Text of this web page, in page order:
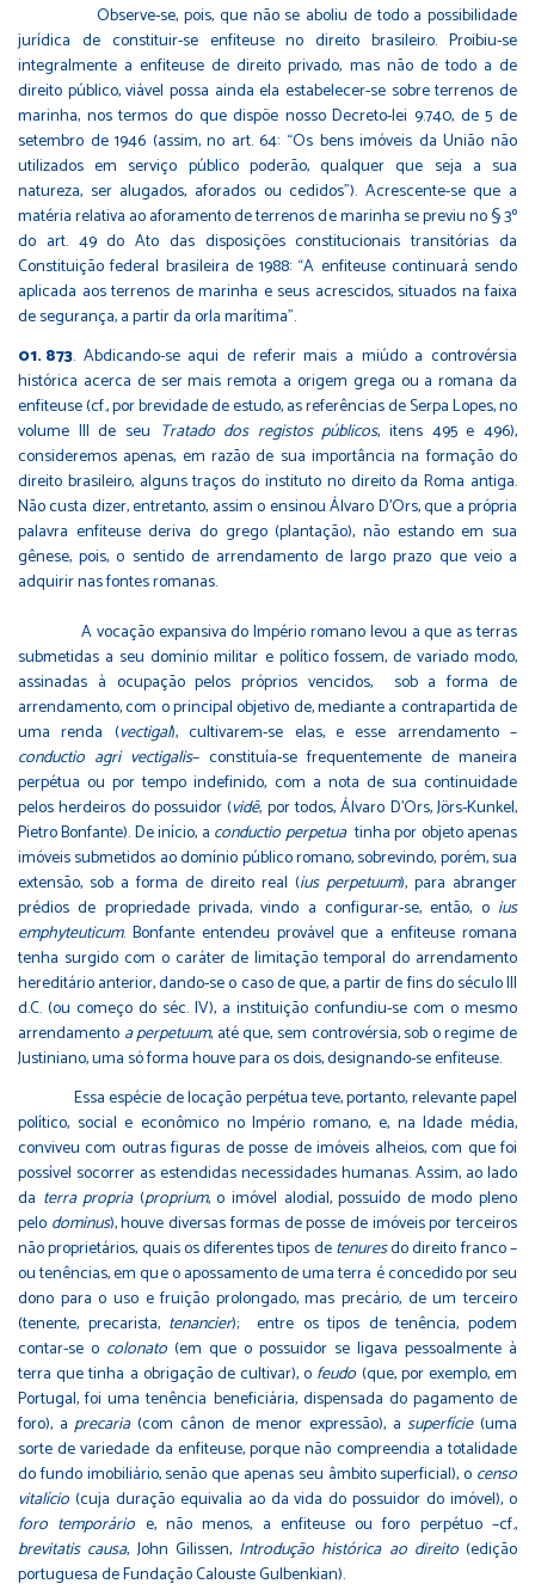
Observe-se, pois, que não se aboliu de todo a possibilidade
jurídica de constituir-se enfiteuse no direito brasileiro. Proibiu-se
integralmente a enfiteuse de direito privado, mas não de todo a de
direito público, viável possa ainda ela estabelecer-se sobre terrenos de
marinha, nos termos do que dispõe nosso Decreto-lei 9.740, de 5 de
setembro de 1946 (assim, no art. 64: “Os bens imóveis da União não
utilizados em serviço público poderão, qualquer que seja a sua
natureza, ser alugados, aforados ou cedidos”). Acrescente-se que a
matéria relativa ao aforamento de terrenos de marinha se previu no § 3º
do art. 49 do Ato das disposições constitucionais transitórias da
Constituição federal brasileira de 1988: “A enfiteuse continuará sendo
aplicada aos terrenos de marinha e seus acrescidos, situados na faixa
de segurança, a partir da orla marítima”.
873. Abdicando-se aqui de referir mais a miúdo a controvérsia
histórica acerca de ser mais remota a origem grega ou a romana da
enfiteuse (cf., por brevidade de estudo, as referências de Serpa Lopes, no
volume III de seu Tratado dos registos públicos, itens 495 e 496),
consideremos apenas, em razão de sua importância na formação do
direito brasileiro, alguns traços do instituto no direito da Roma antiga.
Não custa dizer, entretanto, assim o ensinou Álvaro D’Ors, que a própria
palavra enfiteuse deriva do grego (plantação), não estando em sua
gênese, pois, o sentido de arrendamento de largo prazo que veio a
adquirir nas fontes romanas.
A vocação expansiva do Império romano levou a que as terras
submetidas a seu domínio militar e político fossem, de variado modo,
assinadas à ocupação pelos próprios vencidos, sob a forma de
arrendamento, com o principal objetivo de, mediante a contrapartida de
uma renda (vectigal), cultivarem-se elas, e esse arrendamento –
conductio agri vectigalis– constituía-se frequentemente de maneira
perpétua ou por tempo indefinido, com a nota de sua continuidade
pelos herdeiros do possuidor (vidē, por todos, Álvaro D’Ors, Jörs-Kunkel,
Pietro Bonfante). De início, a conductio perpetuatinha por objeto apenas
imóveis submetidos ao domínio público romano, sobrevindo, porém, sua
extensão, sob a forma de direito real (ius perpetuum), para abranger
prédios de propriedade privada, vindo a configurar-se, então, o ius
emphyteuticum. Bonfante entendeu provável que a enfiteuse romana
tenha surgido com o caráter de limitação temporal do arrendamento
hereditário anterior, dando-se o caso de que, a partir de fins do século III
d.C. (ou começo do séc. IV), a instituição confundiu-se com o mesmo
arrendamento a perpetuum, até que, sem controvérsia, sob o regime de
Justiniano, uma só forma houve para os dois, designando-se enfiteuse.
Essa espécie de locação perpétua teve, portanto, relevante papel
político, social e econômico no Império romano, e, na Idade média,
conviveu com outras figuras de posse de imóveis alheios, com que foi
possível socorrer as estendidas necessidades humanas. Assim, ao lado
da terra propria(proprium, o imóvel alodial, possuído de modo pleno
pelo dominus), houve diversas formas de posse de imóveis por terceiros
não proprietários, quais os diferentes tipos detenuresdo direito franco –
ou tenências, em que o apossamento de uma terra é concedido por seu
dono para o uso e fruição prolongado, mas precário, de um terceiro
(tenente, precarista, tenancier); entre os tipos de tenência, podem
contar-se o colonato (em que o possuidor se ligava pessoalmente à
terra que tinha a obrigação de cultivar), o feudo (que, por exemplo, em
Portugal, foi uma tenência beneficiária, dispensada do pagamento de
foro), aprecaria(com cânon de menor expressão), asuperfície(uma
sorte de variedade da enfiteuse, porque não compreendia a totalidade
do fundo imobiliário, senão que apenas seu âmbito superficial), o censo
vitalício (cuja duração equivalia ao da vida do possuidor do imóvel), o
foro temporário e, não menos, a enfiteuse ou foro perpétuo –cf.,
brevitatis causa, John Gilissen, Introdução histórica ao direito(edição
portuguesa de Fundação Calouste Gulbenkian).